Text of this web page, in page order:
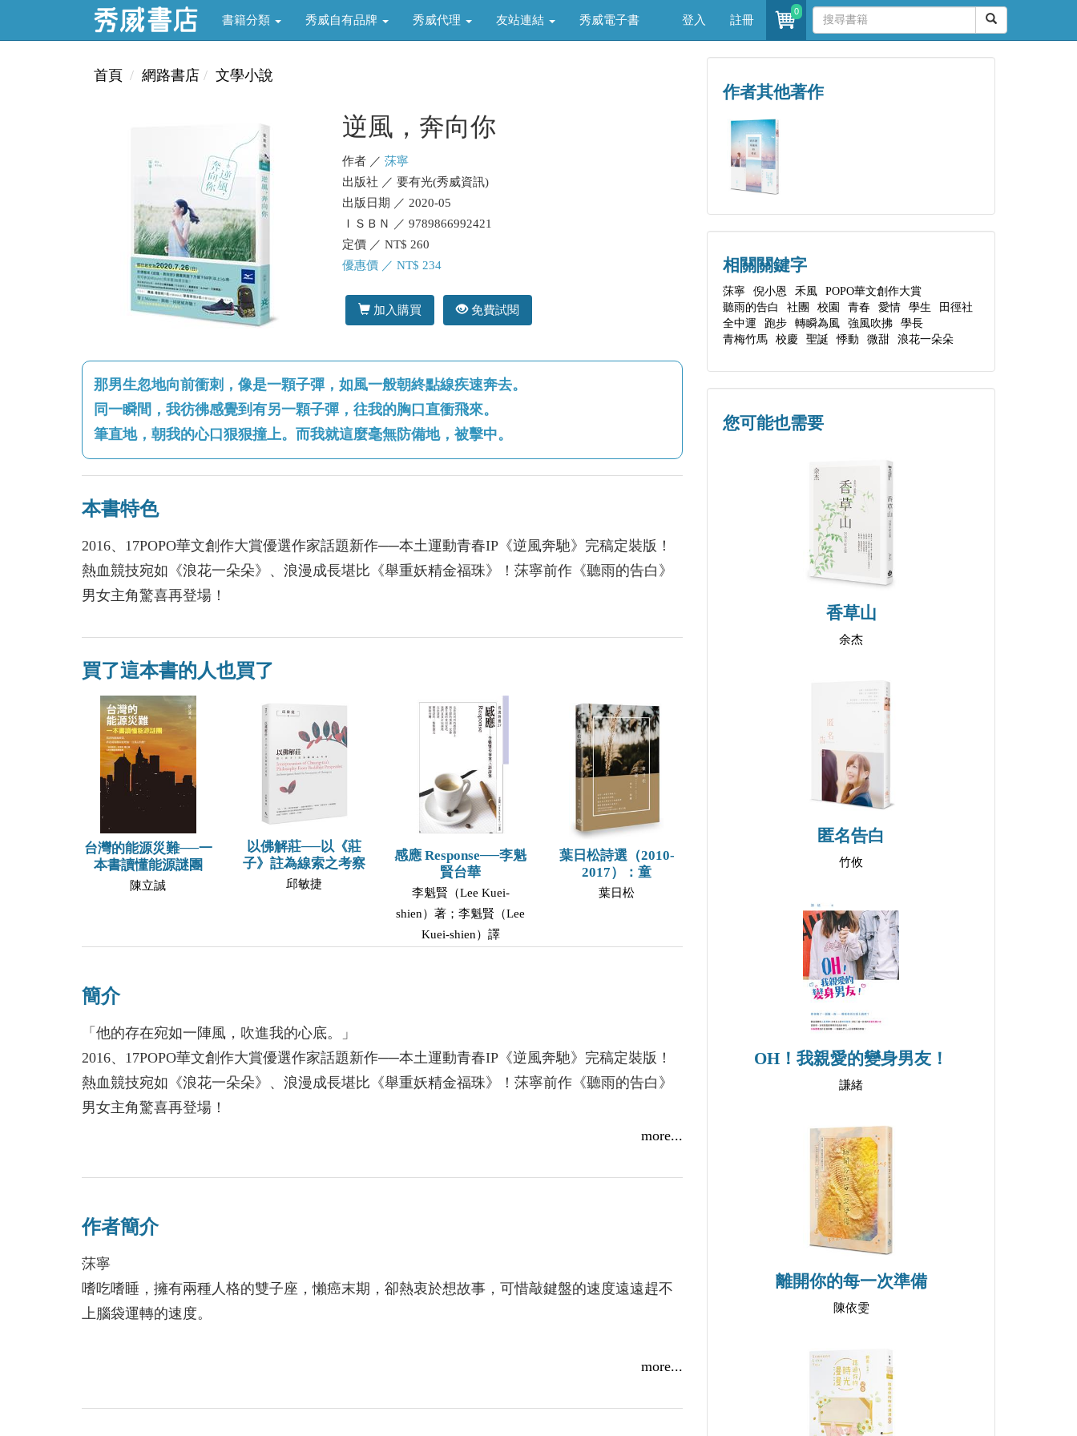
書籍分類 秀威自有品牌 秀威代理 友站連結 秀威電子書 登入 註冊
0
首頁 網路書店 文學小說
逆風，奔向你
作者 ／ 莯寧
出版社 ／ 要有光(秀威資訊)
出版日期 ／ 2020-05
ＩＳＢＮ ／ 9789866992421
定價 ／ NT$ 260
優惠價 ／ NT$ 234
加入購買 免費試閱
那男生忽地向前衝刺，像是一顆子彈，如風一般朝終點線疾速奔去。
同一瞬間，我彷彿感覺到有另一顆子彈，往我的胸口直衝飛來。
筆直地，朝我的心口狠狠撞上。而我就這麼毫無防備地，被擊中。
本書特色
2016、17POPO華文創作大賞優選作家話題新作──本土運動青春IP《逆風奔馳》完稿定裝版！
熱血競技宛如《浪花一朵朵》、浪漫成長堪比《舉重妖精金福珠》！莯寧前作《聽雨的告白》
男女主角驚喜再登場！
買了這本書的人也買了
台灣的能源災難──一
本書讀懂能源謎團
陳立誠
以佛解莊──以《莊
子》註為線索之考察
邱敏捷
感應 Response──李魁
賢台華
李魁賢（Lee Kuei-
shien）著；李魁賢（Lee
Kuei-shien）譯
葉日松詩選（2010-
2017）：童
葉日松
簡介
「他的存在宛如一陣風，吹進我的心底。」
2016、17POPO華文創作大賞優選作家話題新作──本土運動青春IP《逆風奔馳》完稿定裝版！
熱血競技宛如《浪花一朵朵》、浪漫成長堪比《舉重妖精金福珠》！莯寧前作《聽雨的告白》
男女主角驚喜再登場！
天生擁有一雙快腿的蘇瑾，默默喜歡上了田徑社的王牌──學長戴河俊。
請蘇瑾加入田徑社，這個提議，讓她平淡如水的生活，就此劇烈翻騰，掀起漫天浪花。
不顧青梅竹馬孫晨耀的阻止，蘇瑾仍義無反顧地投入艱辛的田徑社訓練、以及這段苦澀又甜蜜
的單戀。
戴河俊是引導蘇瑾朝目標前進的那道陽光，而孫晨耀是默默在身後支持著她的那棵大樹。
「每個蘇瑾奔跑的場景，都彷彿能隨她一起邁開雙腿，能感受到風逆向打在自己面頰上；同時
more...
作者簡介
莯寧
嗜吃嗜睡，擁有兩種人格的雙子座，懶癌末期，卻熱衷於想故事，可惜敲鍵盤的速度遠遠趕不
上腦袋運轉的速度。
more...
作者其他著作
相關關鍵字
莯寧 倪小恩 禾風
POPO華文創作大賞
聽雨的告白
社團 校園 青春 愛情 學生
田徑社
全中運
跑步 轉瞬為風 強風吹拂
學長
青梅竹馬
校慶 聖誕 悸動 微甜 浪花一朵朵
您可能也需要
香草山
余杰
匿名告白
竹攸
OH！我親愛的變身男友！
謙緒
離開你的每一次準備
陳依雯